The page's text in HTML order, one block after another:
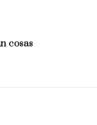
cosas